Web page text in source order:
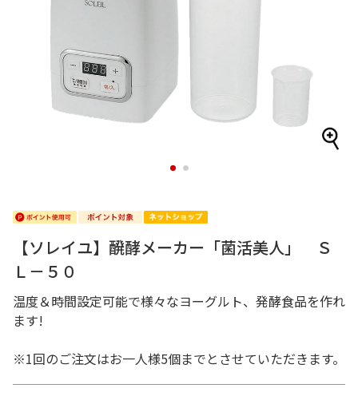
1 2
【ソレイユ】醗酵メーカー「菌活美人」 Ｓ
Ｌ－５０
温度＆時間設定可能で様々なヨーグルト、発酵食品を作れ
ます!
※1回のご注文はお一人様5個までとさせていただきます。